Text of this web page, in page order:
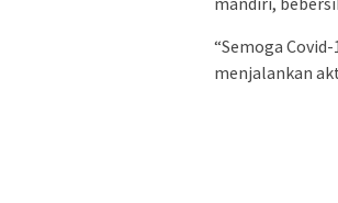
“Semoga
menjalankan